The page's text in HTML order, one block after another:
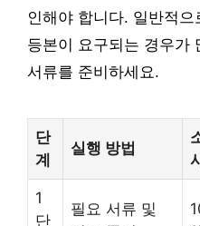
인해야 합니다. 일반적
등본이 요구되는 경우가
서류를 준비하세요.
단
계
실행 방법
1
단
필요 서류 및